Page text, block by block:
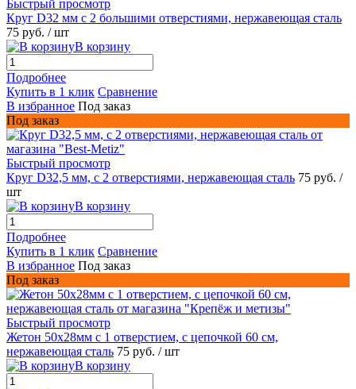
Быстрый просмотр
Круг D32 мм c 2 большими отверстиями, нержавеющая сталь
75 руб. / шт
В корзину
Подробнее
Купить в 1 клик Сравнение
В избранное Под заказ
Под заказ
Быстрый просмотр
Круг D32,5 мм, с 2 отверстиями, нержавеющая сталь 75 руб. /
шт
В корзину
Подробнее
Купить в 1 клик Сравнение
В избранное Под заказ
Под заказ
Быстрый просмотр
Жетон 50x28мм с 1 отверстием, с цепочкой 60 см,
нержавеющая сталь 75 руб. / шт
В корзину